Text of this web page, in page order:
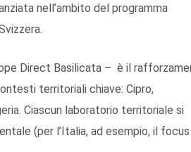
nell’ambito del programma
Direct Basilicata – è il
territoriali chiave: Cipro,
Ciascun laboratorio territoriale si
(per l’Italia, ad esempio, il